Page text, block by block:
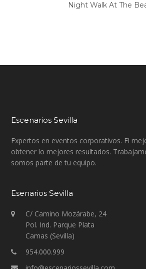
Night Walk At The
Escenarios Sevilla
Expertos en eventos corporativos. El
obtener lo mejores resultados.
somos parte de tu equipo.
Esenarios Sevilla
C/ Camino Mozárabe, 24
Pol. Ind. Parque Plata
Camas (Sevilla)
954.000.999